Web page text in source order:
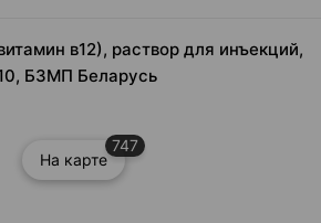
в12), раствор для инъекций,
БЗМП Беларусь
На карте
747